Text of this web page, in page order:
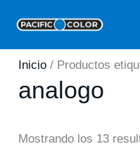
contenido
Inicio / Productos
analogo
Mostrando los 13